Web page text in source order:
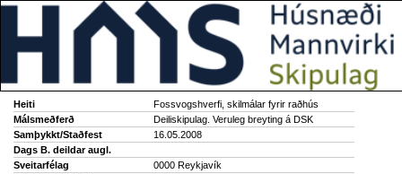
Heiti
Fossvogshverfi, skilmálar fyrir raðhús
Málsmeðferð
Deiliskipulag. Veruleg breyting á DSK
Samþykkt/Staðfest
16.05.2008
Dags B. deildar augl.
Sveitarfélag
0000 Reykjavík